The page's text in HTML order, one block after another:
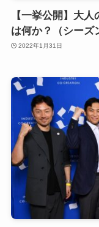
【一挙公開】大
は何か？（シーズ
2022年1月31日